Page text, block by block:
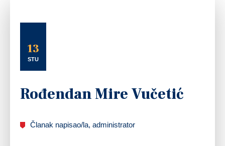
13
STU
Rođendan Mire Vučetić
Članak napisao/la, administrator